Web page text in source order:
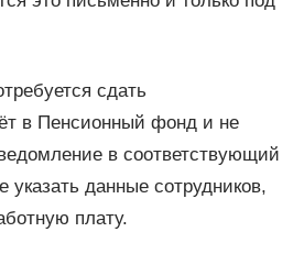
сдать
в Пенсионный фонд и не
в соответствующий
указать данные сотрудников,
плату.